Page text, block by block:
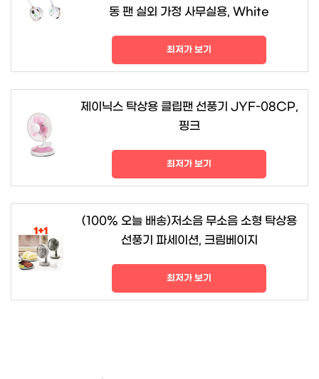
동 팬 실외 가정 사무실용, White
최저가 보기
제이닉스 탁상용 클립팬 선풍기 JYF-08CP,
핑크
최저가 보기
(100% 오늘 배송)저소음 무소음 소형 탁상용
선풍기 파세이션, 크림베이지
최저가 보기